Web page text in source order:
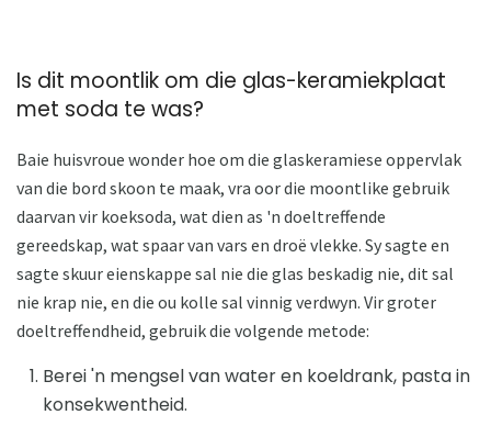
Is dit moontlik om die glas-keramiekplaat
met soda te was?
Baie huisvroue wonder hoe om die glaskeramiese oppervlak
van die bord skoon te maak, vra oor die moontlike gebruik
daarvan vir koeksoda, wat dien as 'n doeltreffende
gereedskap, wat spaar van vars en droë vlekke. Sy sagte en
sagte skuur eienskappe sal nie die glas beskadig nie, dit sal
nie krap nie, en die ou kolle sal vinnig verdwyn. Vir groter
doeltreffendheid, gebruik die volgende metode:
Berei 'n mengsel van water en koeldrank, pasta in
konsekwentheid.